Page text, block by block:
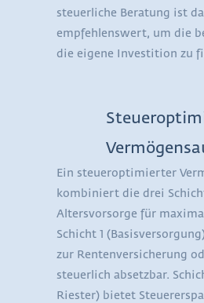
steuerliche Beratung ist
empfehlenswert, um die
die eigene Investition zu
Ein steueroptimierter
kombiniert die drei
Altersvorsorge für
Schicht 1
zur Rentenversicherung
steuerlich absetzbar.
Riester) bietet